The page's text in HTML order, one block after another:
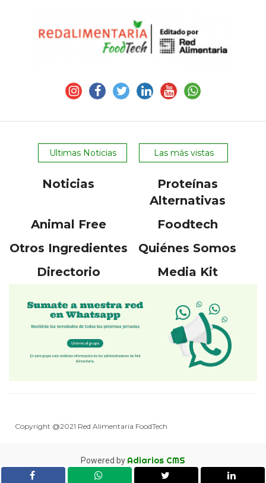
Ultimas Noticias Las más vistas
Noticias
Proteínas
Alternativas
Animal Free
Foodtech
Otros Ingredientes
Quiénes Somos
Directorio
Media Kit
Copyright @2021 Red Alimentaria FoodTech
Powered by Adiarios CMS